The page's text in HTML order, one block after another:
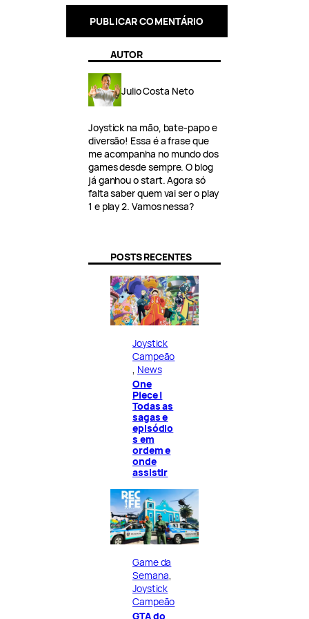
AUTOR
Julio Costa Neto
Joystick na mão, bate-papo e
diversão! Essa é a frase que
me acompanha no mundo dos
games desde sempre. O blog
já ganhou o start. Agora só
falta saber quem vai ser o play
1 e play 2. Vamos nessa?
POSTS RECENTES
Joystick
Campeão
News
One
Piece |
Todas as
sagas e
episódio
s em
ordem e
onde
assistir
Game da
Semana
Joystick
Campeão
GTA do